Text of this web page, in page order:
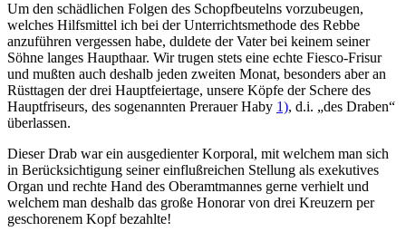
Um den schädlichen Folgen des Schopfbeutelns vorzubeugen,
welches Hilfsmittel ich bei der Unterrichtsmethode des Rebbe
anzuführen vergessen habe, duldete der Vater bei keinem seiner
Söhne langes Haupthaar. Wir trugen stets eine echte Fiesco-Frisur
und mußten auch deshalb jeden zweiten Monat, besonders aber an
Rüsttagen der drei Hauptfeiertage, unsere Köpfe der Schere des
Hauptfriseurs, des sogenannten Prerauer Haby 1), d.i. „des Draben“
überlassen.
Dieser Drab war ein ausgedienter Korporal, mit welchem man sich
in Berücksichtigung seiner einflußreichen Stellung als exekutives
Organ und rechte Hand des Oberamtmannes gerne verhielt und
welchem man deshalb das große Honorar von drei Kreuzern per
geschorenem Kopf bezahlte!